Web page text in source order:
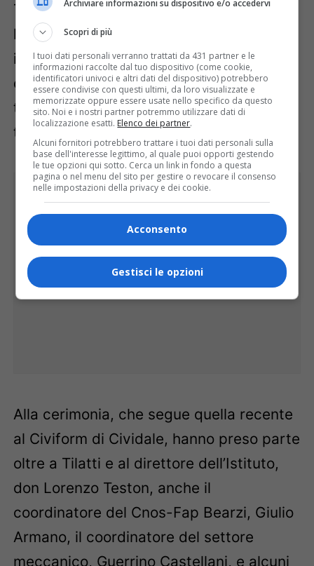
Teston, ringraziando Confartigianato per
l’iniziativa – è al servizio del territorio per
il bene dei giovani e siamo ben contenti
di lavorare insieme con altre agenzie del
territorio che condividono con noi da
tempo gli stessi obiettivi”.
Alla cerimonia, che segue quella recente
al Civiform di Cividale, hanno preso parte
oltre a Tilatti e al direttore dell’Istituto,
don Lorenzo Teston, anche il
coordinatore del Cnos-Fap Bearzi, Giulio
Armano, il coordinatore del settore
meccanico, Guerrino Castellani, e alcuni
Archiviare informazioni su dispositivo e/o accedervi
Scopri di più
I tuoi dati personali verranno trattati da 431 partner e le
informazioni raccolte dal tuo dispositivo (come cookie,
identificatori univoci e altri dati del dispositivo) potrebbero
essere condivise con questi ultimi, da loro visualizzate e
memorizzate oppure essere usate nello specifico da questo
sito. Noi e i nostri partner potremmo utilizzare dati di
localizzazione esatti. Elenco dei partner.
Alcuni fornitori potrebbero trattare i tuoi dati personali sulla
base dell'interesse legittimo, al quale puoi opporti gestendo
le tue opzioni qui sotto. Cerca un link in fondo a questa
pagina o nel menu del sito per gestire o revocare il consenso
nelle impostazioni della privacy e dei cookie.
Acconsento
Gestisci le opzioni